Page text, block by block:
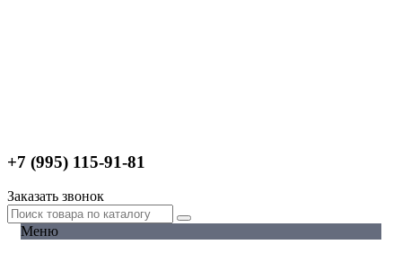
+7 (995) 115-91-81
Заказать звонок
Меню